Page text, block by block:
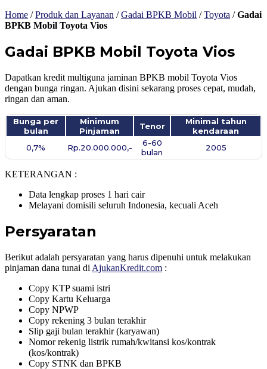
Home /Produk dan Layanan /Gadai BPKB Mobil /Toyota /Gadai
BPKB Mobil Toyota Vios
Gadai BPKB Mobil Toyota Vios
Dapatkan kredit multiguna jaminan BPKB mobil Toyota Vios
dengan bunga ringan. Ajukan disini sekarang proses cepat, mudah,
ringan dan aman.
Bunga per
bulan
Minimum
Pinjaman
Tenor
Minimal tahun
kendaraan
0,7%
Rp.20.000.000,-
6-60
bulan
2005
KETERANGAN :
Data lengkap proses 1 hari cair
Melayani domisili seluruh Indonesia, kecuali Aceh
Persyaratan
Berikut adalah persyaratan yang harus dipenuhi untuk melakukan
pinjaman dana tunai di AjukanKredit.com :
Copy KTP suami istri
Copy Kartu Keluarga
Copy NPWP
Copy rekening 3 bulan terakhir
Slip gaji bulan terakhir (karyawan)
Nomor rekenig listrik rumah/kwitansi kos/kontrak
(kos/kontrak)
Copy STNK dan BPKB